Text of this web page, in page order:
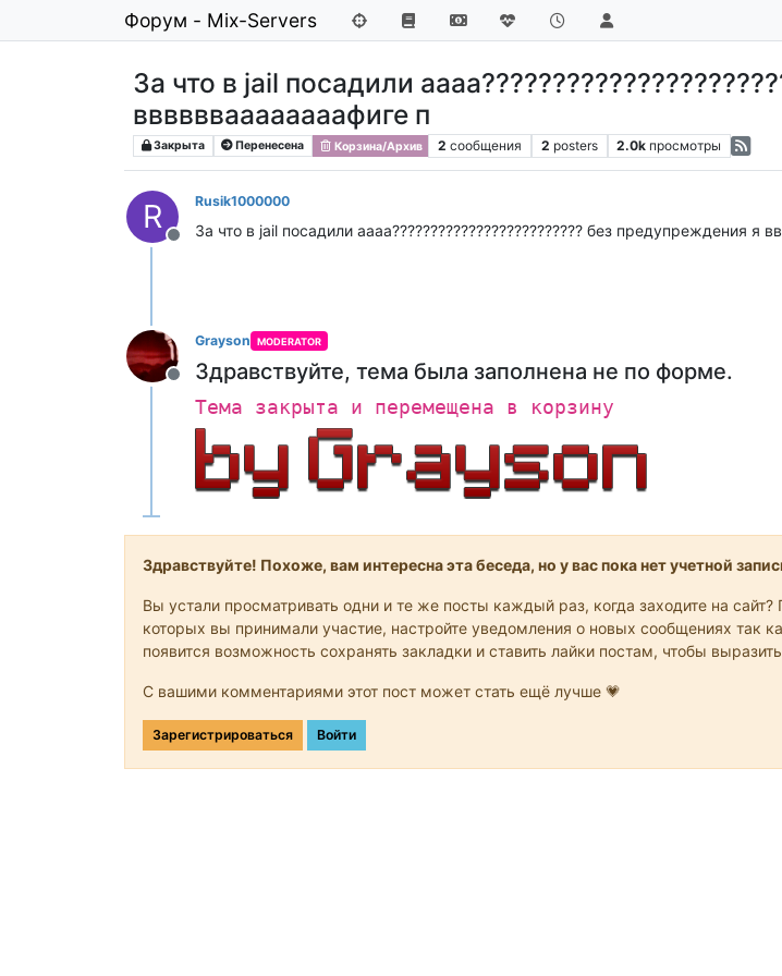
Форум - Mix-Servers
За что в jail посадили
вввввваааааааафиге п
Закрыта Перенесена Корзина/Архив 2 сообщения 2 posters 2.0k просмотры
R
Не в сети
Rusik1000000
За что в jail посадили аааа????????????????????????? без предупреждения я
Не в сети
Grayson MODERATOR
Здравствуйте, тема была заполнена не по форме.
Тема закрыта и перемещена в корзину
Здравствуйте! Похоже, вам интересна эта беседа, но у вас пока нет учетной
Вы устали просматривать одни и те же посты каждый раз, когда заходите на
которых вы принимали участие, настройте уведомления о новых сообщениях так
появится возможность сохранять закладки и ставить лайки постам, чтобы
С вашими комментариями этот пост может стать ещё лучше 💗
Зарегистрироваться Войти